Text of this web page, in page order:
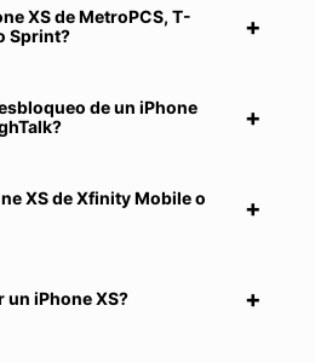
XS de MetroPCS, T-
Sprint?
de un iPhone
XS de Xfinity Mobile o
un iPhone XS?